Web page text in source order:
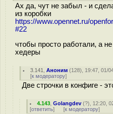
Ах да, чут не забыл - и
из коробки
https://www.opennet.ru/
#22
чтобы просто работали, а
хедеры
3.141 ,Аноним (128), 19:47, 01/
[к модератору]
Две строчки в конфиге -
4.143 ,Golangdev (?), 12:20,
[ответить] [к модератору]